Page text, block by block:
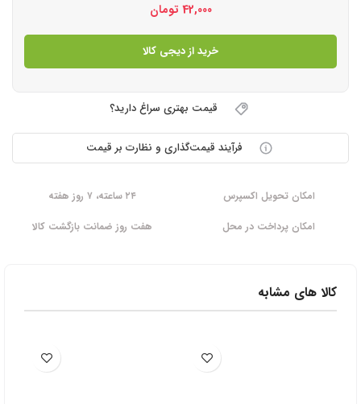
42,000 تومان
خرید از دیجی کالا
قیمت بهتری سراغ دارید؟
فرآیند قیمت‌گذاری و نظارت بر قیمت
امکان تحویل اکسپرس
۲۴ ساعته، ۷ روز هفته
امکان پرداخت در محل
هفت روز ضمانت بازگشت کالا
کالا های مشابه